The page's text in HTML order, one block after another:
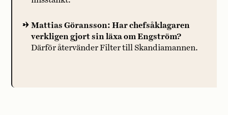
Mattias Göransson: Har chefsåklagaren
verkligen gjort sin läxa om Engström?
Därför återvänder Filter till Skandiamannen.